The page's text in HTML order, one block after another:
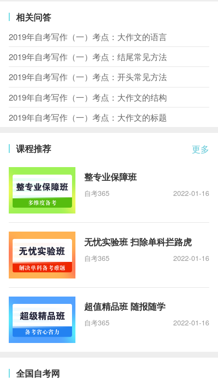
相关问答
2019年自考写作（一）考点：大作文的语言
2019年自考写作（一）考点：结尾常见方法
2019年自考写作（一）考点：开头常见方法
2019年自考写作（一）考点：大作文的结构
2019年自考写作（一）考点：大作文的标题
更多
课程推荐
整专业保障班
自考365 2022-01-16
无忧实验班 扫除单科拦路虎
自考365 2022-01-16
超值精品班 随报随学
自考365 2022-01-16
全国自考网